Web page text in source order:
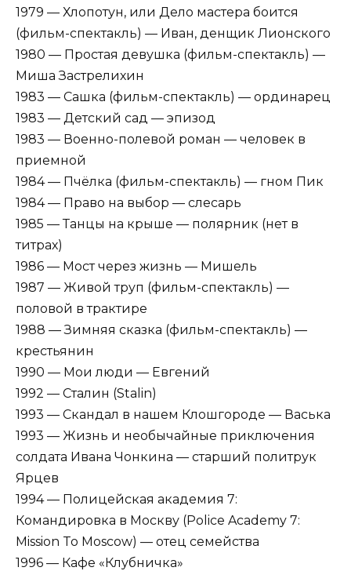
1979 — Хлопотун, или Дело мастера боится
(фильм-спектакль) — Иван, денщик Лионского
1980 — Простая девушка (фильм-спектакль) —
Миша Застрелихин
1983 — Сашка (фильм-спектакль) — ординарец
1983 — Детский сад — эпизод
1983 — Военно-полевой роман — человек в
приемной
1984 — Пчёлка (фильм-спектакль) — гном Пик
1984 — Право на выбор — слесарь
1985 — Танцы на крыше — полярник (нет в
титрах)
1986 — Мост через жизнь — Мишель
1987 — Живой труп (фильм-спектакль) —
половой в трактире
1988 — Зимняя сказка (фильм-спектакль) —
крестьянин
1990 — Мои люди — Евгений
1992 — Сталин (Stalin)
1993 — Скандал в нашем Клошгороде — Васька
1993 — Жизнь и необычайные приключения
солдата Ивана Чонкина — старший политрук
Ярцев
1994 — Полицейская академия 7:
Командировка в Москву (Police Academy 7:
Mission To Moscow) — отец семейства
1996 — Кафе «Клубничка»